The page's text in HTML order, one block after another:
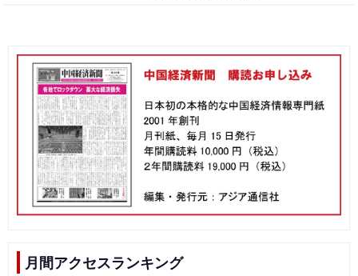
月間アクセスランキング